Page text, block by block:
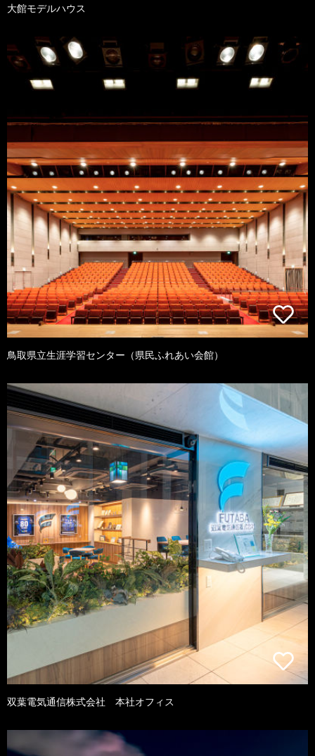
大館モデルハウス
鳥取県立生涯学習センター（県民ふれあい会館）
双葉電気通信株式会社 本社オフィス